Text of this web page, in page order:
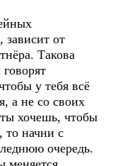
от
Такова
у тебя всё
а не со своих
хочешь, чтобы
то начни с
очередь.